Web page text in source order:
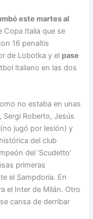
este martes al
Copa Italia que se
16 penaltis
de Lobotka y el pase
italiano en las dos
no estaba en unas
Sergi Roberto, Jesús
jugó por lesión) y
del club
del ‘Scudetto’
primeras
el Sampdoria. En
el Inter de Milán. Otro
cansa de derribar